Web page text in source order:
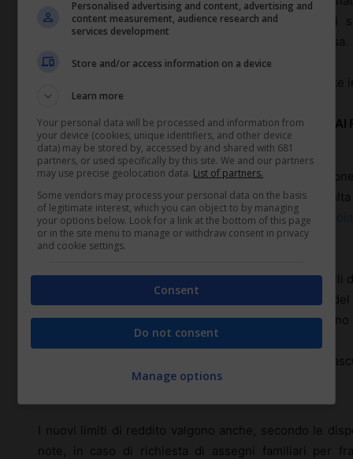
decorrere dal 1° gennaio 2022 nei confronti dei
all’assegno per il nucleo familiare, elencati in premessa.
Le procedure di calcolo delle pensioni sono
LIMITI DI REDDITO MENSILI DA CONSIDERARE
AGLI ASSEGNI FAMILIARI PER L’ANNO 2022
In applicazione delle vigenti norme per la
minimo del Fondo pensioni lavoratori dipendenti
anno nell’importo mensile di523,83 euro (cfr. la
Allegato_2).
In relazione a tale trattamento, i limiti di reddito mensili
carico (non autosufficienza economica) e quindi
familiari risultano come di seguito fissati per tutto l’anno
737,73 euro per il coniuge, per un genitore, per
I nuovi limiti di reddito valgono anche, secondo le
note, in caso di richiesta di assegni familiari per
Personalised advertising and content, advertising and
content measurement, audience research and
services development
Store and/or access information on a device
Learn more
Your personal data will be processed and information from
your device (cookies, unique identifiers, and other device
data) may be stored by, accessed by and shared with 681
partners, or used specifically by this site. We and our partners
may use precise geolocation data. List of partners.
Some vendors may process your personal data on the basis
of legitimate interest, which you can object to by managing
your options below. Look for a link at the bottom of this page
or in the site menu to manage or withdraw consent in privacy
and cookie settings.
Consent
Do not consent
Manage options